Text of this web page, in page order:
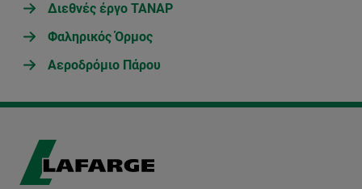
Διεθνές έργο TANAP
Φαληρικός Όρμος
Αεροδρόμιο Πάρου